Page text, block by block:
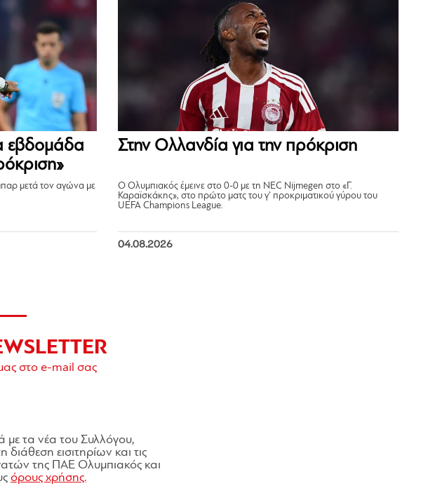
εβδομάδα
μετά τον αγώνα με
Στην Ολλανδία για την πρόκριση
Ο Ολυμπιακός έμεινε στο 0-0 με τη NEC Nijmegen στο «Γ.
Καραϊσκάκης», στο πρώτο ματς του γ’ προκριματικού γύρου του
UEFA Champions League.
04.08.2026
στο e-mail σας
με τα νέα του Συλλόγου,
εισιτηρίων και τις
της ΠΑΕ Ολυμπιακός και
όρους χρήσης.